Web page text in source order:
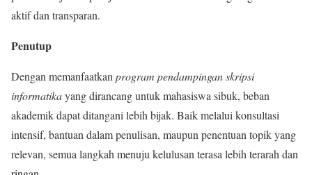
aktif dan transparan.
Penutup
Dengan memanfaatkan program pendampingan skripsi
informatikayang dirancang untuk mahasiswa sibuk, beban
akademik dapat ditangani lebih bijak. Baik melalui konsultasi
intensif, bantuan dalam penulisan, maupun penentuan topik yang
relevan, semua langkah menuju kelulusan terasa lebih terarah dan